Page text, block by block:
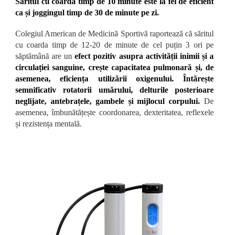
ca și joggingul timp de 30 de minute pe zi.
Colegiul American de Medicină Sportivă raportează că săritul
cu coarda timp de 12-20 de minute de cel puțin 3 ori pe
săptămână are unefect pozitiv asupra activității inimii și a
circulației sanguine, crește capacitatea pulmonară și, de
asemenea, eficiența utilizării oxigenului.
Întărește
semnificativ rotatorii umărului, delturile posterioare
neglijate, antebrațele, gambele și mijlocul corpului. De
asemenea, îmbunătățește coordonarea, dexteritatea, reflexele
și rezistența mentală.